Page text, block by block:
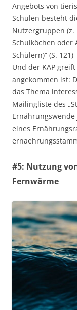
Angebots von
Schulen besteht
Nutzergruppen
Schulköchen oder
Schülern)“ (S. 121)
Und der KAP
angekommen ist:
das Thema
Mailingliste des
eines
#5: Nutzung
Fernwärme